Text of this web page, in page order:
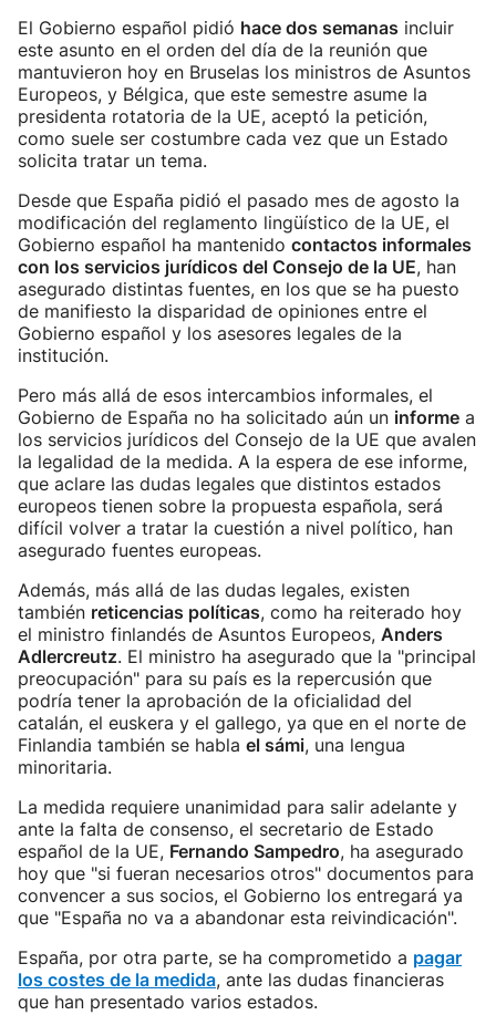
El Gobierno español pidió hace dos semanas incluir
este asunto en el orden del día de la reunión que
mantuvieron hoy en Bruselas los ministros de Asuntos
Europeos, y Bélgica, que este semestre asume la
presidenta rotatoria de la UE, aceptó la petición,
como suele ser costumbre cada vez que un Estado
solicita tratar un tema.
Desde que España pidió el pasado mes de agosto la
modificación del reglamento lingüístico de la UE, el
Gobierno español ha mantenido contactos informales
con los servicios jurídicos del Consejo de la UE, han
asegurado distintas fuentes, en los que se ha puesto
de manifiesto la disparidad de opiniones entre el
Gobierno español y los asesores legales de la
institución.
Pero más allá de esos intercambios informales, el
Gobierno de España no ha solicitado aún un informe a
los servicios jurídicos del Consejo de la UE que avalen
la legalidad de la medida. A la espera de ese informe,
que aclare las dudas legales que distintos estados
europeos tienen sobre la propuesta española, será
difícil volver a tratar la cuestión a nivel político, han
asegurado fuentes europeas.
Además, más allá de las dudas legales, existen
también reticencias políticas, como ha reiterado hoy
el ministro finlandés de Asuntos Europeos, Anders
Adlercreutz. El ministro ha asegurado que la "principal
preocupación" para su país es la repercusión que
podría tener la aprobación de la oficialidad del
catalán, el euskera y el gallego, ya que en el norte de
Finlandia también se habla el sámi, una lengua
minoritaria.
La medida requiere unanimidad para salir adelante y
ante la falta de consenso, el secretario de Estado
español de la UE, Fernando Sampedro, ha asegurado
hoy que "si fueran necesarios otros" documentos para
convencer a sus socios, el Gobierno los entregará ya
que "España no va a abandonar esta reivindicación".
España, por otra parte, se ha comprometido a pagar
los costes de la medida, ante las dudas financieras
que han presentado varios estados.